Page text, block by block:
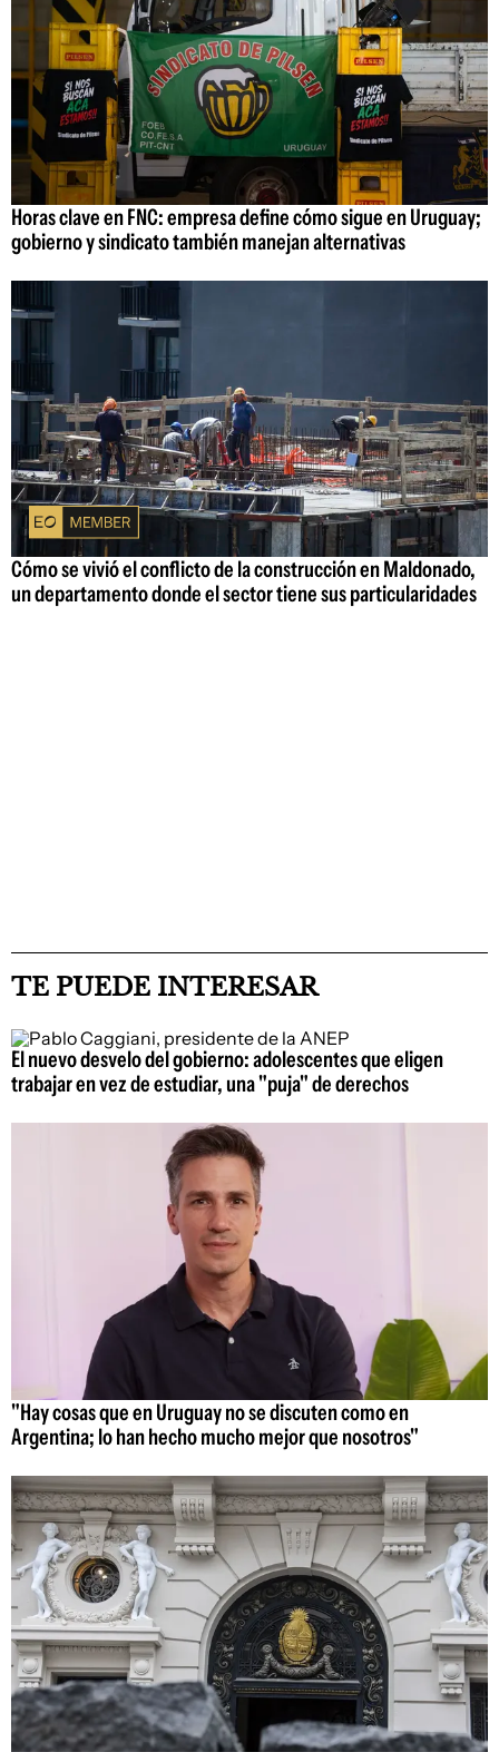
Horas clave en FNC: empresa define cómo sigue en Uruguay;
gobierno y sindicato también manejan alternativas
Cómo se vivió el conflicto de la construcción en Maldonado,
un departamento donde el sector tiene sus particularidades
TE PUEDE INTERESAR
El nuevo desvelo del gobierno: adolescentes que eligen
trabajar en vez de estudiar, una "puja" de derechos
"Hay cosas que en Uruguay no se discuten como en
Argentina; lo han hecho mucho mejor que nosotros"